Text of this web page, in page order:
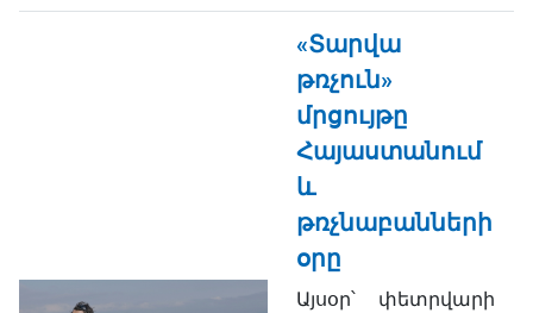
«Տարվա
թռչուն»
մրցույթը
Հայաստանում
և
թռչնաբանների
օրը
Այսօր՝ փետրվարի